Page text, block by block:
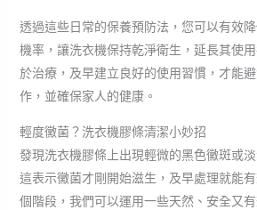
透過這些日常的保養預防法，您可以有效
機率，讓洗衣機保持乾淨衛生，延長其使
於治療，及早建立良好的使用習慣，才能
作，並確保家人的健康。
輕度黴菌？洗衣機膠條清潔小妙招
發現洗衣機膠條上出現輕微的黑色黴斑或
這表示黴菌才剛開始滋生，及早處理就能
個階段，我們可以運用一些天然、安全又